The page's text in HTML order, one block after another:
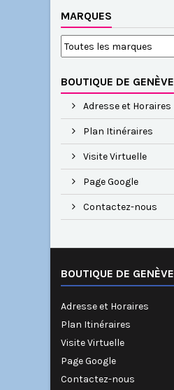
MARQUES
BOUTIQUE DE GENÈVE
Adresse et Horaires
Plan Itinéraires
Visite Virtuelle
Page Google
Contactez-nous
BOUTIQUE DE GENÈVE
Adresse et Horaires
Plan Itinéraires
Visite Virtuelle
Page Google
Contactez-nous